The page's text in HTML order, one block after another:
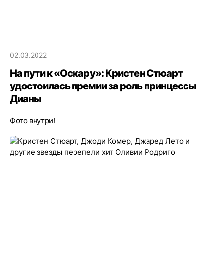
02.03.2022
На пути к «Оскару»: Кристен Стюарт
удостоилась премии за роль принцессы
Дианы
Фото внутри!